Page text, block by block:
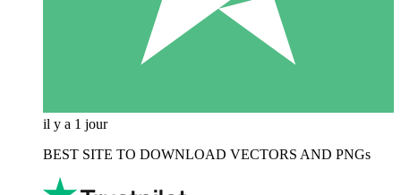
il y a 1 jour
BEST SITE TO DOWNLOAD VECTORS AND PNGs